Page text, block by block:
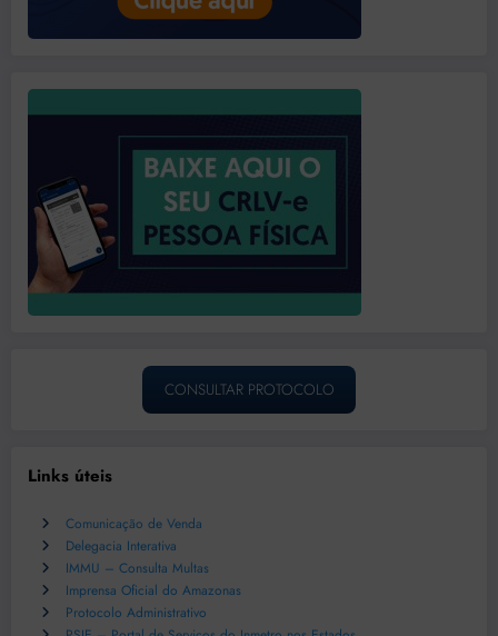
CONSULTAR PROTOCOLO
Links úteis
Comunicação de Venda
Delegacia Interativa
IMMU – Consulta Multas
Imprensa Oficial do Amazonas
Protocolo Administrativo